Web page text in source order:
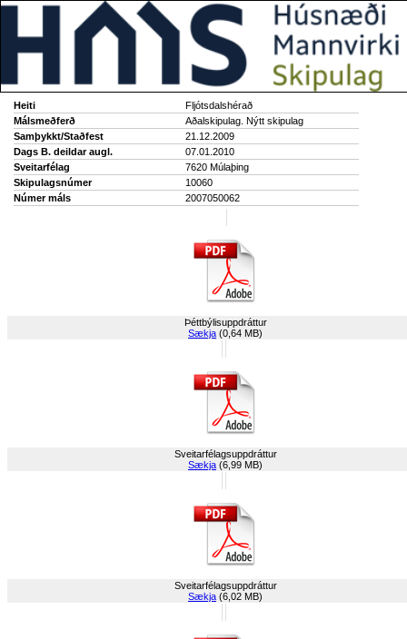
Heiti
Fljótsdalshérað
Málsmeðferð
Aðalskipulag. Nýtt skipulag
Samþykkt/Staðfest
21.12.2009
Dags B. deildar augl.
07.01.2010
Sveitarfélag
7620 Múlaþing
Skipulagsnúmer
10060
Númer máls
2007050062
Þéttbýlisuppdráttur
Sækja (0,64 MB)
Sveitarfélagsuppdráttur
Sækja (6,99 MB)
Sveitarfélagsuppdráttur
Sækja (6,02 MB)